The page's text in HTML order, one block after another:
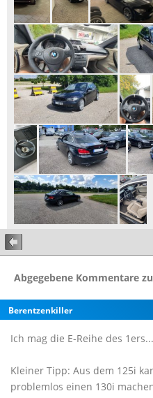
Abgegebene Kommentare
Berentzenkiller
Ich mag die E-Reihe des
Kleiner Tipp: Aus dem 125i
problemlos einen 130i